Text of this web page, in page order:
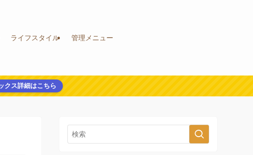
ライフスタイル 管理メニュー
クス詳細はこちら